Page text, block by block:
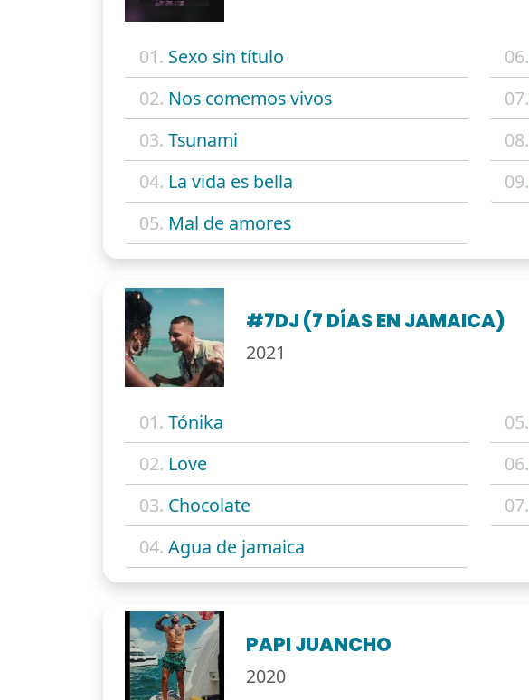
01. Sexo sin título
02. Nos comemos vivos
03. Tsunami
04. La vida es bella
05. Mal de amores
06.
07.
08.
09.
#7DJ (7 DÍAS EN JAMAICA)
2021
01. Tónika
02. Love
03. Chocolate
04. Agua de jamaica
05.
06.
07.
PAPI JUANCHO
2020